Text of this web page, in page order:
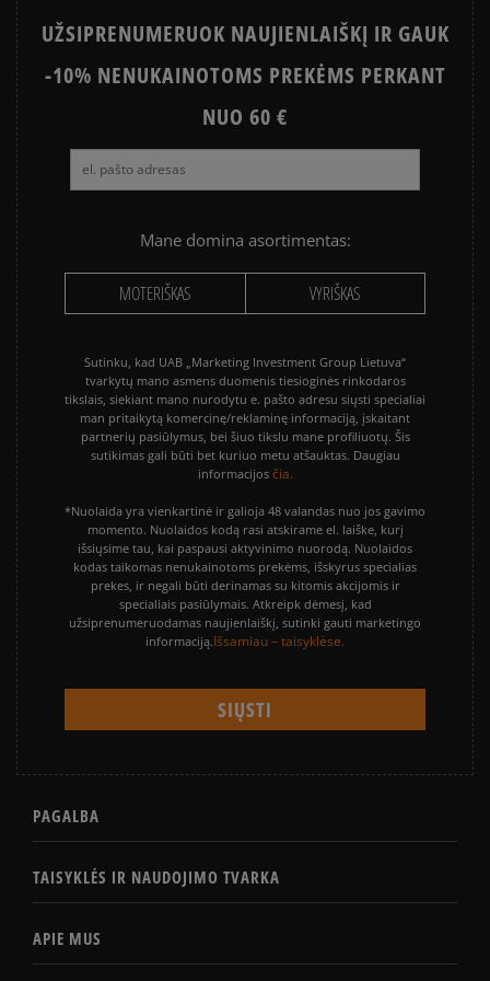
UŽSIPRENUMERUOK NAUJIENLAIŠKĮ IR GAUK
-10% NENUKAINOTOMS PREKĖMS PERKANT
NUO 60 €
Mane domina asortimentas:
MOTERIŠKAS VYRIŠKAS
Sutinku, kad UAB „Marketing Investment Group Lietuva“
tvarkytų mano asmens duomenis tiesioginės rinkodaros
tikslais, siekiant mano nurodytu e. pašto adresu siųsti specialiai
man pritaikytą komercinę/reklaminę informaciją, įskaitant
partnerių pasiūlymus, bei šiuo tikslu mane profiliuotų. Šis
sutikimas gali būti bet kuriuo metu atšauktas. Daugiau
informacijos čia.
*Nuolaida yra vienkartinė ir galioja 48 valandas nuo jos gavimo
momento. Nuolaidos kodą rasi atskirame el. laiške, kurį
išsiųsime tau, kai paspausi aktyvinimo nuorodą. Nuolaidos
kodas taikomas nenukainotoms prekėms, išskyrus specialias
prekes, ir negali būti derinamas su kitomis akcijomis ir
specialiais pasiūlymais. Atkreipk dėmesį, kad
užsiprenumeruodamas naujienlaiškį, sutinki gauti marketingo
informaciją.Išsamiau – taisyklėse.
PAGALBA
TAISYKLĖS IR NAUDOJIMO TVARKA
APIE MUS